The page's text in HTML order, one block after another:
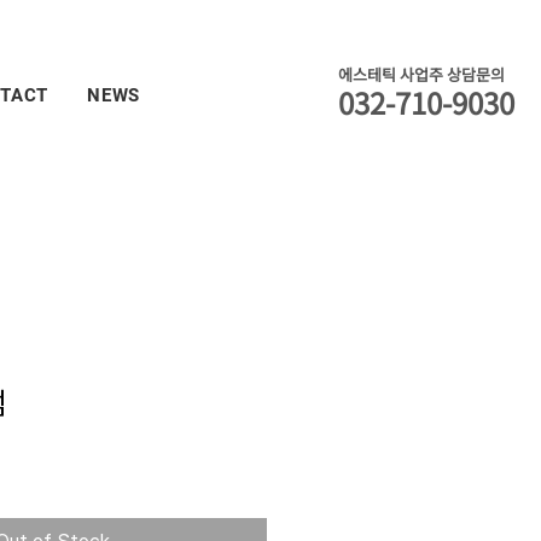
NEWS
에스테틱 사업주 상담문의
032-710-9030